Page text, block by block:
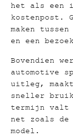
het als een
kostenpost.
maken
en een
Bovendien
automotive
uitleg,
sneller
termijn valt
net zoals de
model.